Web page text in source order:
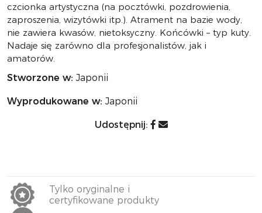
czcionka artystyczna (na pocztówki, pozdrowienia,
zaproszenia, wizytówki itp.). Atrament na bazie wody,
nie zawiera kwasów, nietoksyczny. Końcówki – typ kuty.
Nadaje się zarówno dla profesjonalistów, jak i
amatorów.
Stworzone w: Japonii
Wyprodukowane w: Japonii
Udostępnij:
Tylko oryginalne i
certyfikowane produkty